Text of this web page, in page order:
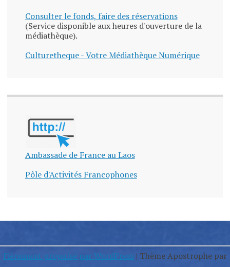
Consulter le fonds, faire des réservations
(Service disponible aux heures d'ouverture de la
médiathèque).
Culturetheque - Votre Médiathèque Numérique
Ambassade de France au Laos
Pôle d'Activités Francophones
Fièrement propulsé par WordPress | Thème Apostrophe par